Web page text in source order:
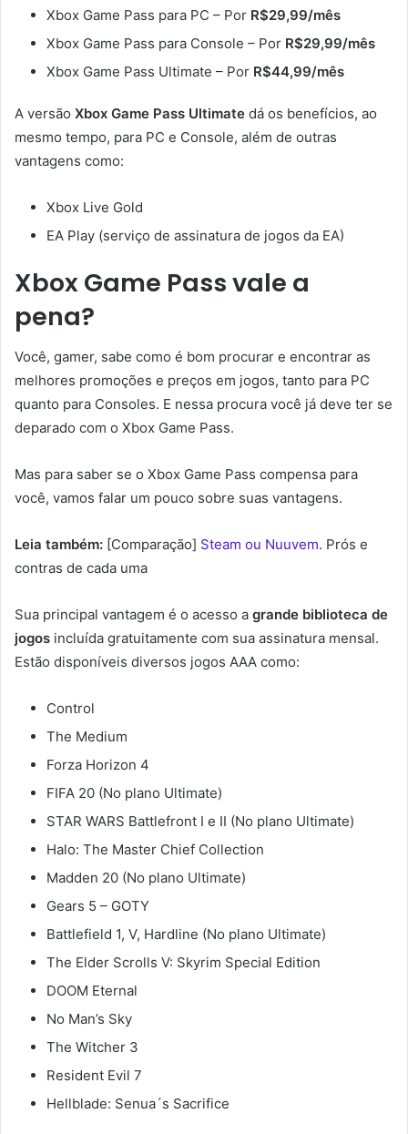
Xbox Game Pass para PC – Por R$29,99/mês
Xbox Game Pass para Console – Por R$29,99/mês
Xbox Game Pass Ultimate – Por R$44,99/mês
A versão Xbox Game Pass Ultimate dá os benefícios, ao
mesmo tempo, para PC e Console, além de outras
vantagens como:
Xbox Live Gold
EA Play (serviço de assinatura de jogos da EA)
Xbox Game Pass vale a
pena?
Você, gamer, sabe como é bom procurar e encontrar as
melhores promoções e preços em jogos, tanto para PC
quanto para Consoles. E nessa procura você já deve ter se
deparado com o Xbox Game Pass.
Mas para saber se o Xbox Game Pass compensa para
você, vamos falar um pouco sobre suas vantagens.
Leia também: [Comparação] Steam ou Nuuvem. Prós e
contras de cada uma
Sua principal vantagem é o acesso a grande biblioteca de
jogos incluída gratuitamente com sua assinatura mensal.
Estão disponíveis diversos jogos AAA como:
Control
The Medium
Forza Horizon 4
FIFA 20 (No plano Ultimate)
STAR WARS Battlefront I e II (No plano Ultimate)
Halo: The Master Chief Collection
Madden 20 (No plano Ultimate)
Gears 5 – GOTY
Battlefield 1, V, Hardline (No plano Ultimate)
The Elder Scrolls V: Skyrim Special Edition
DOOM Eternal
No Man’s Sky
The Witcher 3
Resident Evil 7
Hellblade: Senua´s Sacrifice